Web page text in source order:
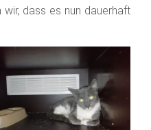
dass es nun dauerhaft